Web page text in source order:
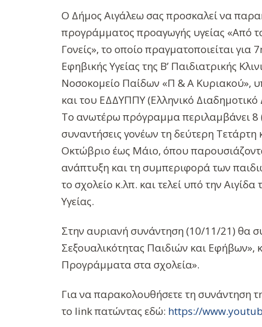
Ο Δήμος Αιγάλεω σας προσκαλεί να
προγράμματος προαγωγής υγείας «Από
Γονείς», το οποίο πραγματοποιείται
Εφηβικής Υγείας της Β’ Παιδιατρικής
Νοσοκομείο Παίδων «Π & Α Κυριακού»,
και του ΕΔΔΥΠΠΥ (Ελληνικό Διαδημοτικό
Το ανωτέρω πρόγραμμα περιλαμβάνει 8
συναντήσεις γονέων τη δεύτερη
Οκτώβριο έως Μάιο, όπου
ανάπτυξη και τη συμπεριφορά των
το σχολείο κ.λπ. και τελεί υπό την
Υγείας.
Στην αυριανή συνάντηση (10/11/21) θα
Σεξουαλικότητας Παιδιών και Εφήβων»,
Προγράμματα στα σχολεία».
Για να παρακολουθήσετε τη συνάντηση
το link πατώντας εδώ: https://